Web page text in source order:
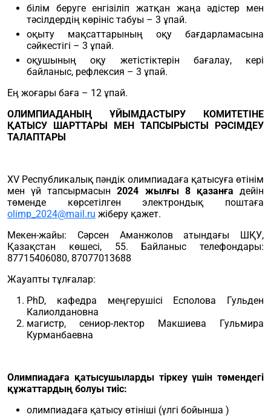
білім беруге енгізіліп жатқан жаңа әдістер мен
тәсілдердің көрініс табуы – 3 ұпай.
оқыту мақсаттарының оқу бағдарламасына
сәйкестігі – 3 ұпай.
оқушының оқу жетістіктерін бағалау, кері
байланыс, рефлексия – 3 ұпай.
Ең жоғары баға – 12 ұпай.
ОЛИМПИАДАНЫҢ ҰЙЫМДАСТЫРУ КОМИТЕТІНЕ
ҚАТЫСУ ШАРТТАРЫ МЕН ТАПСЫРЫСТЫ РӘСІМДЕУ
ТАЛАПТАРЫ
ХV Республикалық пәндік олимпиадаға қатысуға өтінім
мен үй тапсырмасын2024 жылғы 8 қазанға дейін
төменде көрсетілген электрондық поштаға
olimp_2024@mail.ru жіберу қажет.
Мекен-жайы: Сәрсен Аманжолов атындағы ШҚУ,
Қазақстан көшесі, 55. Байланыс телефондары:
87715406080, 87077013688
Жауапты тұлғалар:
PhD, кафедра меңгерушісі Есполова Гульден
Калиолдановна
магистр, сениор-лектор Макшиева Гульмира
Курманбаевна
Олимпиадаға қатысушыларды тіркеу үшін төмендегі
құжаттардың болуы тиіс:
олимпиадаға қатысу өтініші (үлгі бойынша )